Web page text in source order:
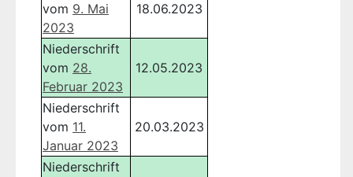
vom 9. Mai
2023
18.06.2023
Niederschrift
vom 28.
Februar 2023
12.05.2023
Niederschrift
vom 11.
Januar 2023
20.03.2023
Niederschrift